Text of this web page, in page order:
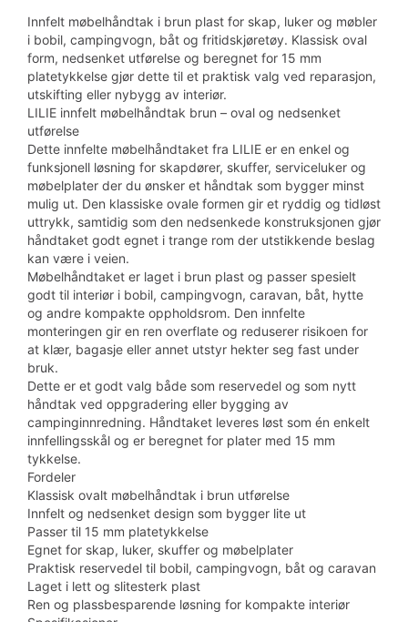
Innfelt møbelhåndtak i brun plast for skap, luker og møbler
i bobil, campingvogn, båt og fritidskjøretøy. Klassisk oval
form, nedsenket utførelse og beregnet for 15 mm
platetykkelse gjør dette til et praktisk valg ved reparasjon,
utskifting eller nybygg av interiør.
LILIE innfelt møbelhåndtak brun – oval og nedsenket
utførelse
Dette innfelte møbelhåndtaket fra LILIE er en enkel og
funksjonell løsning for skapdører, skuffer, serviceluker og
møbelplater der du ønsker et håndtak som bygger minst
mulig ut. Den klassiske ovale formen gir et ryddig og tidløst
uttrykk, samtidig som den nedsenkede konstruksjonen gjør
håndtaket godt egnet i trange rom der utstikkende beslag
kan være i veien.
Møbelhåndtaket er laget i brun plast og passer spesielt
godt til interiør i bobil, campingvogn, caravan, båt, hytte
og andre kompakte oppholdsrom. Den innfelte
monteringen gir en ren overflate og reduserer risikoen for
at klær, bagasje eller annet utstyr hekter seg fast under
bruk.
Dette er et godt valg både som reservedel og som nytt
håndtak ved oppgradering eller bygging av
campinginnredning. Håndtaket leveres løst som én enkelt
innfellingsskål og er beregnet for plater med 15 mm
tykkelse.
Fordeler
Klassisk ovalt møbelhåndtak i brun utførelse
Innfelt og nedsenket design som bygger lite ut
Passer til 15 mm platetykkelse
Egnet for skap, luker, skuffer og møbelplater
Praktisk reservedel til bobil, campingvogn, båt og caravan
Laget i lett og slitesterk plast
Ren og plassbesparende løsning for kompakte interiør